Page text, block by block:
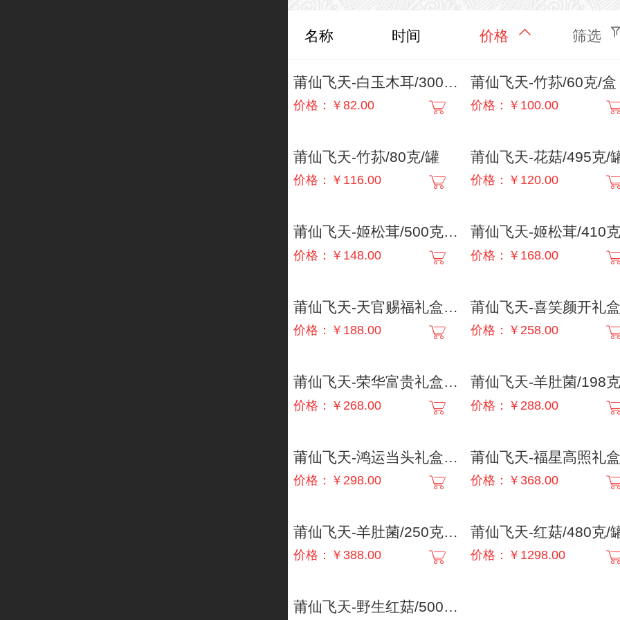
名称 时间 价格 筛选
价格：￥82.00
莆仙飞天-竹荪/60克/盒
价格：￥100.00
莆仙飞天-竹荪/80克/罐
价格：￥116.00
莆仙飞天-花菇/495克/
价格：￥120.00
莆仙飞天-姬松茸/500克/盒
价格：￥148.00 价格：￥168.00
莆仙飞天-天官赐福礼盒/651克/箱
价格：￥188.00 价格：￥258.00
莆仙飞天-荣华富贵礼盒/950g/箱
价格：￥268.00 价格：￥288.00
价格：￥298.00 价格：￥368.00
莆仙飞天-羊肚菌/250克/盒
价格：￥388.00
莆仙飞天-红菇/480克/
价格：￥1298.00
莆仙飞天-野生红菇/500克/盒